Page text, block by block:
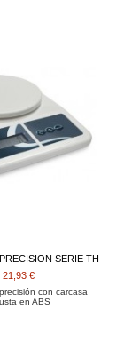
SERIE TH
21,93 €
con carcasa
en ABS